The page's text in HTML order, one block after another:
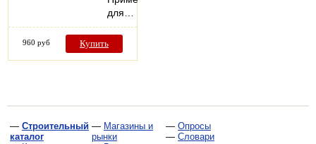
для…
960 руб Купить
— Строительный
каталог
— Магазины и
рынки
— Опросы
— Словари